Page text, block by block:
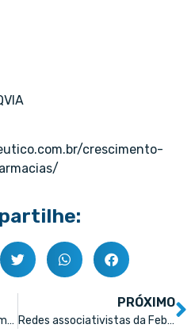
crescimento-
Faturamento do varejo farmacêutico supera R$ 200 bilhões
PRÓXIMO
Redes associativistas da Febrafar lideram crescimento das farmácias